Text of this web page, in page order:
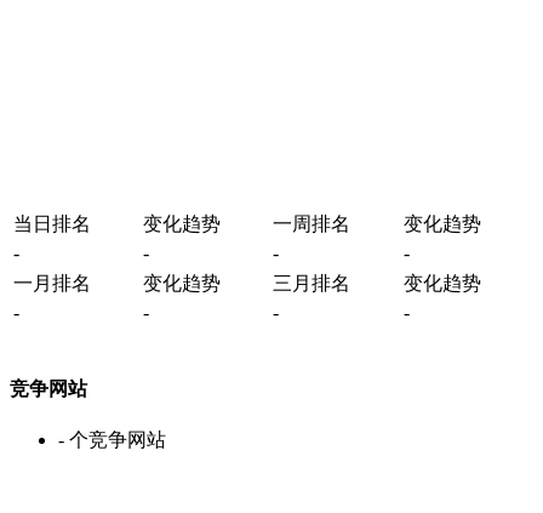
当日排名 变化趋势 一周排名
变化趋势
-
- -
-
一月排名
变化趋势 三月排名
变化趋势
-
- - -
竞争网站
- 个竞争网站